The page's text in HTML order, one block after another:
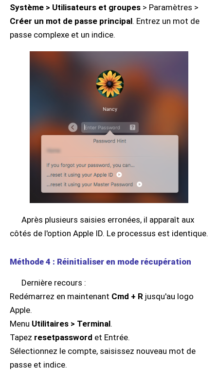
Système > Utilisateurs et groupes > Paramètres >
Créer un mot de passe principal. Entrez un mot de
passe complexe et un indice.
Après plusieurs saisies erronées, il apparaît aux
côtés de l'option Apple ID. Le processus est identique.
Méthode 4 : Réinitialiser en mode récupération
Dernière recours :
Redémarrez en maintenant Cmd + R jusqu'au logo
Apple.
Menu Utilitaires > Terminal.
Tapez resetpassword et Entrée.
Sélectionnez le compte, saisissez nouveau mot de
passe et indice.